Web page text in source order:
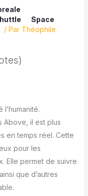
Space
/ Par Théophile
Above, il est plus
en temps réel. Cette
pour les
Elle permet de suivre
que d’autres